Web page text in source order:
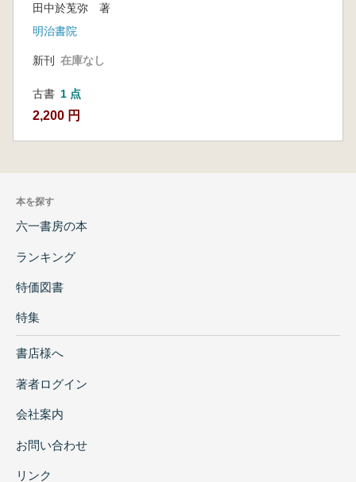
田中於莵弥 著
明治書院
新刊 在庫なし
古書 1 点
2,200 円
本を探す
六一書房の本
ランキング
特価図書
特集
書店様へ
著者ログイン
会社案内
お問い合わせ
リンク